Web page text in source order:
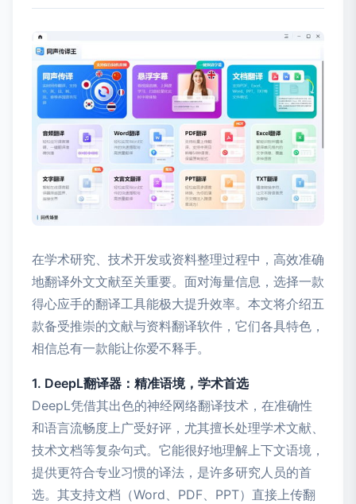
在学术研究、技术开发或资料整理过程中，高效准确
地翻译外文文献至关重要。面对海量信息，选择一款
得心应手的翻译工具能极大提升效率。本文将介绍五
款备受推崇的文献与资料翻译软件，它们各具特色，
相信总有一款能让你爱不释手。
1. DeepL翻译器：精准语境，学术首选
DeepL凭借其出色的神经网络翻译技术，在准确性
和语言流畅度上广受好评，尤其擅长处理学术文献、
技术文档等复杂句式。它能很好地理解上下文语境，
提供更符合专业习惯的译法，是许多研究人员的首
选。其支持文档（Word、PDF、PPT）直接上传翻